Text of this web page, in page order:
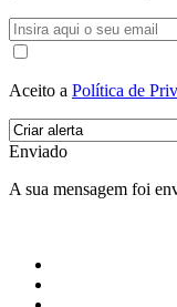
Aceito a Política de
Enviado
A sua mensagem foi